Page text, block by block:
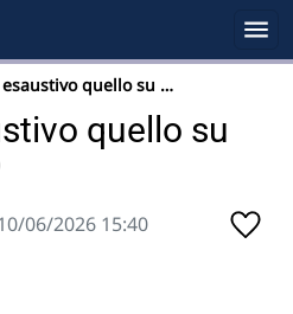
quello su …
quello su
06/2026 15:40